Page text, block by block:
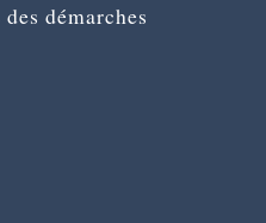
démarches